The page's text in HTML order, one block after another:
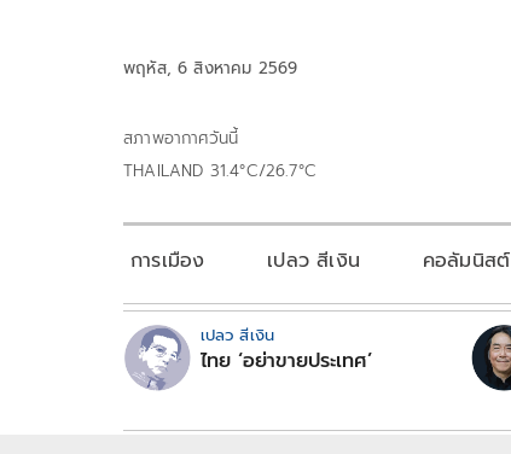
พฤหัส, 6 สิงหาคม 2569
สภาพอากาศวันนี้
THAILAND 31.4°C/26.7°C
การเมือง เปลว สีเงิน คอลัมนิสต์
เปลว สีเงิน
ไทย ‘อย่าขายประเทศ’